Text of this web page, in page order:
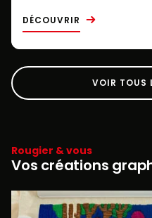
DÉCOUVRIR
VOIR TOUS
Rougier & vous
Vos créations